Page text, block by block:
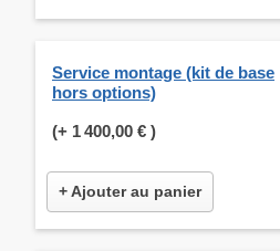
Service montage (kit de base
hors options)
(+ 1 400,00 € )
+ Ajouter au panier